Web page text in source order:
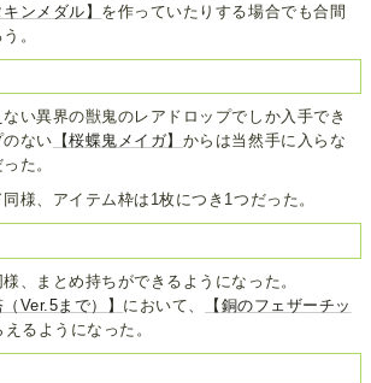
キンメダル】 を作っていたりする場合でも合間
。
い異界の獣鬼のレアドロップでしか入手でき
ない 【桜蝶鬼メイガ】 からは当然手に入らな
た。
様、アイテム枠は1枚につき1つだった。
、まとめ持ちができるようになった。
Ver.5まで）】 において、
【銅のフェザーチッ
るようになった。